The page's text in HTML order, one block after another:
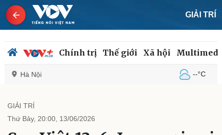
GIẢI TRÍ
Chính trị Thế giới Xã hội
Hà Nội --°C
Chính trị
GIẢI TRÍ
Thứ Bảy, 20:00, 13/06/2026